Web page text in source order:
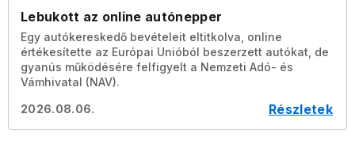
Lebukott az online autónepper
Egy autókereskedő bevételeit eltitkolva, online
értékesítette az Európai Unióból beszerzett autókat, de
gyanús működésére felfigyelt a Nemzeti Adó- és
Vámhivatal (NAV).
2026.08.06.
Részletek